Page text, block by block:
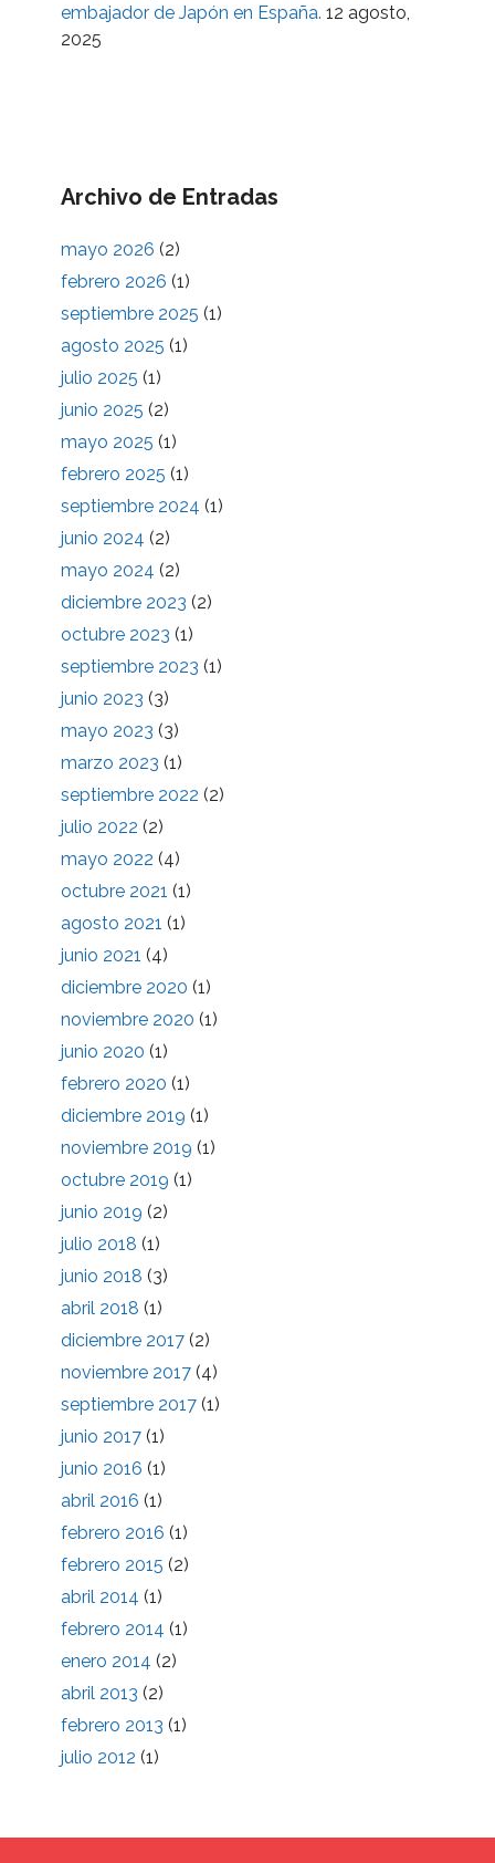
embajador de Japón en España. 12 agosto,
2025
Archivo de Entradas
mayo 2026 (2)
febrero 2026 (1)
septiembre 2025 (1)
agosto 2025 (1)
julio 2025 (1)
junio 2025 (2)
mayo 2025 (1)
febrero 2025 (1)
septiembre 2024 (1)
junio 2024 (2)
mayo 2024 (2)
diciembre 2023 (2)
octubre 2023 (1)
septiembre 2023 (1)
junio 2023 (3)
mayo 2023 (3)
marzo 2023 (1)
septiembre 2022 (2)
julio 2022 (2)
mayo 2022 (4)
octubre 2021 (1)
agosto 2021 (1)
junio 2021 (4)
diciembre 2020 (1)
noviembre 2020 (1)
junio 2020 (1)
febrero 2020 (1)
diciembre 2019 (1)
noviembre 2019 (1)
octubre 2019 (1)
junio 2019 (2)
julio 2018 (1)
junio 2018 (3)
abril 2018 (1)
diciembre 2017 (2)
noviembre 2017 (4)
septiembre 2017 (1)
junio 2017 (1)
junio 2016 (1)
abril 2016 (1)
febrero 2016 (1)
febrero 2015 (2)
abril 2014 (1)
febrero 2014 (1)
enero 2014 (2)
abril 2013 (2)
febrero 2013 (1)
julio 2012 (1)